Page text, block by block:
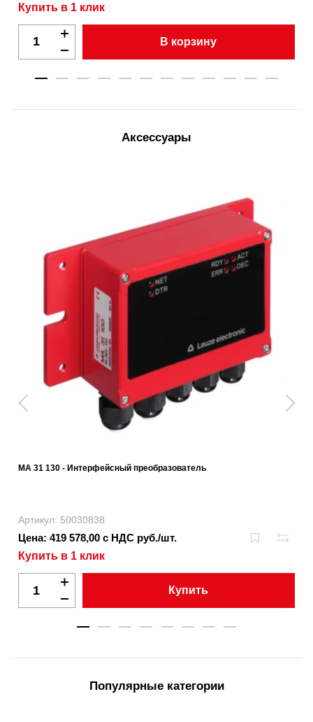
Купить в 1 клик
В корзину
Аксессуары
MA 31 130 - Интерфейсный преобразователь
Артикул: 50030838
Цена: 419 578,00 с НДС руб./шт.
Купить в 1 клик
Купить
Популярные категории